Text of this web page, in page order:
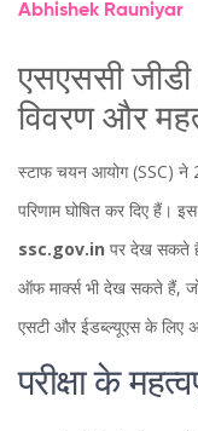
Abhishek Rauniyar
एसएससी
विवरण और
स्टाफ चयन आयोग (SSC) ने
परिणाम घोषित कर दिए हैं।
ssc.gov.in पर देख सकते
ऑफ मार्क्स भी देख सकते हैं, जो
एसटी और ईडब्ल्यूएस के लिए
परीक्षा के